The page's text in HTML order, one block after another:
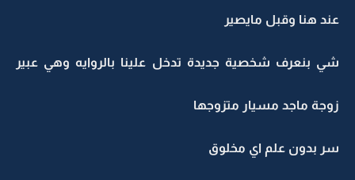
عند هنا وقبل مايصير
شي بنعرف شخصية جديدة تدخل علينا بالروايه وهي عبير
زوجة ماجد مسيار متزوجها
سر بدون علم اي مخلوق